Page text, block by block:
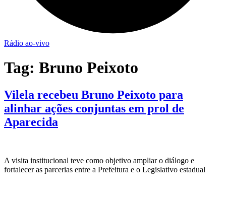
Rádio ao-vivo
Tag: Bruno Peixoto
Vilela recebeu Bruno Peixoto para
alinhar ações conjuntas em prol de
Aparecida
A visita institucional teve como objetivo ampliar o diálogo e
fortalecer as parcerias entre a Prefeitura e o Legislativo estadual